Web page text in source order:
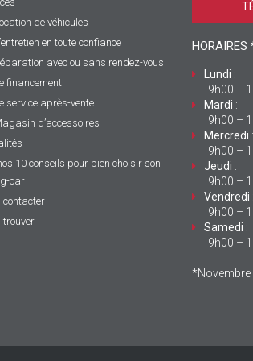
de véhicules
en toute confiance
avec ou sans rendez-vous
financement
service après-vente
d’accessoires
10 conseils pour bien choisir son
car
contacter
trouver
HORAIRES
Lundi :
9h00 –
Mardi :
9h00 –
Mercredi :
9h00 –
Jeudi :
9h00 –
Vendredi
9h00 –
Samedi :
9h00 –
*Novembre